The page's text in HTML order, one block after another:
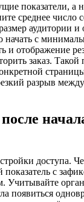
показатели, а
среднее число
аудитории
начать с
и отображение
заказ. Такой
разрыв
доступа.
показатель с
Учитывайте
появиться